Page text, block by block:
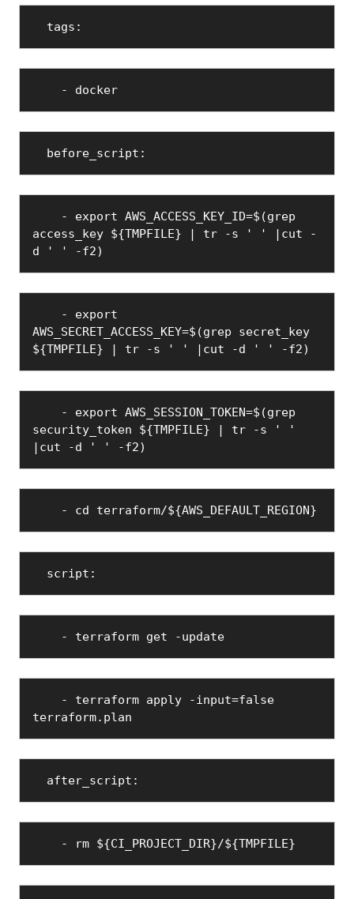
  tags:
- docker
  before_script:
access_key ${TMPFILE} | tr -s ' ' |cut -
d ' ' -f2)
AWS_SECRET_ACCESS_KEY=$(grep secret_key
${TMPFILE} | tr -s ' ' |cut -d ' ' -f2)
security_token ${TMPFILE} | tr -s ' '
|cut -d ' ' -f2)
- cd terraform/${AWS_DEFAULT_REGION}
  script:
- terraform get -update
terraform.plan
  after_script:
- rm ${CI_PROJECT_DIR}/${TMPFILE}